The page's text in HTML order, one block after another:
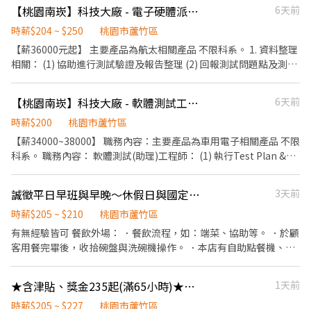
工作 電商團隊行政支援 主管交辦事項 我們希望你 對電商產業有興
趣 喜歡網路購物與電商平台 願意學習新事物 細心負責 配合度佳 加
分條件 熟悉Excel或Google試算表 有經營社群或網拍經驗 曾接觸蝦
皮、MOMO、PChome等平台 商管、行銷、電商相關科系尤佳
【桃園南崁】科技大廠 - 電子硬體派遣測試(助理)工程師（歡迎應屆畢業生）
6天前
時薪$204 ~ $250
桃園市蘆竹區
【薪36000元起】 主要產品為航太相關產品 不限科系。 1. 資料整理
相關： (1) 協助進行測試驗證及報告整理 (2) 回報測試問題點及測試
執行Test Plan & Test Case (2) 撰寫測試驗證報告 (3) 執行Leader
交辦工作內容 ※ 歡迎應屆新鮮人或對航太產業有興趣的求職者!
【桃園南崁】科技大廠 - 軟體測試工程師
6天前
時薪$200
桃園市蘆竹區
【薪34000~38000】 職務內容：主要產品為車用電子相關產品 不限
科系。 職務內容： 軟體測試(助理)工程師： (1) 執行Test Plan &
產業有興趣的求職者!
誠徵平日早班與早晚～休假日與國定假日
3天前
時薪$205 ~ $210
桃園市蘆竹區
有無經驗皆可 餐飲外場： ．餐飲流程，如：端菜、協助等。 ．於顧
客用餐完畢後，收拾碗盤與洗碗機操作。 ．本店有自助點餐機、偶
境、設備和餐具。 ．準備不同餐點所需要的食材。 ．協助測量食材
的重量。 ．打包外帶服務。
★含津貼、獎金235起(滿65小時)★點點心台茂南崁- 長期內場PT
1天前
時薪$205 ~ $227
桃園市蘆竹區